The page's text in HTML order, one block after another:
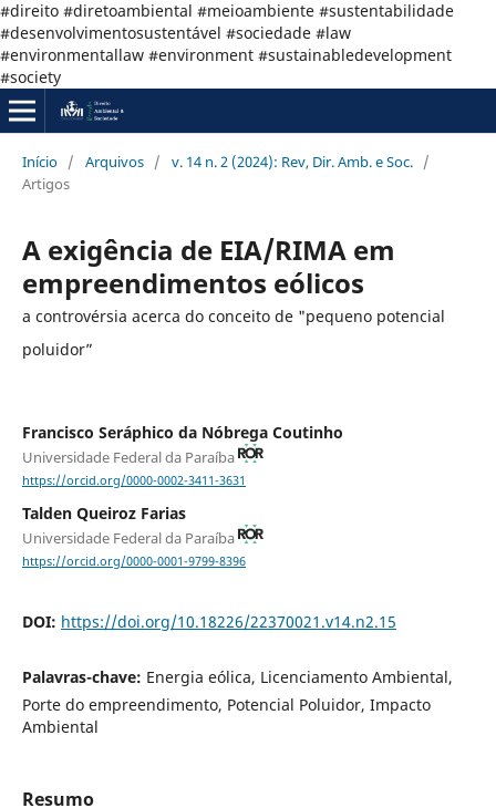
#direito #diretoambiental #meioambiente #sustentabilidade
#desenvolvimentosustentável #sociedade #law
#environmentallaw #environment #sustainabledevelopment
#society
Início / Arquivos / v. 14 n. 2 (2024): Rev, Dir. Amb. e Soc. /
Artigos
A exigência de EIA/RIMA em
empreendimentos eólicos
a controvérsia acerca do conceito de "pequeno potencial
poluidor”
Francisco Seráphico da Nóbrega Coutinho
Universidade Federal da Paraíba
https://orcid.org/0000-0002-3411-3631
Talden Queiroz Farias
Universidade Federal da Paraíba
https://orcid.org/0000-0001-9799-8396
DOI: https://doi.org/10.18226/22370021.v14.n2.15
Palavras-chave: Energia eólica, Licenciamento Ambiental,
Porte do empreendimento, Potencial Poluidor, Impacto
Ambiental
Resumo